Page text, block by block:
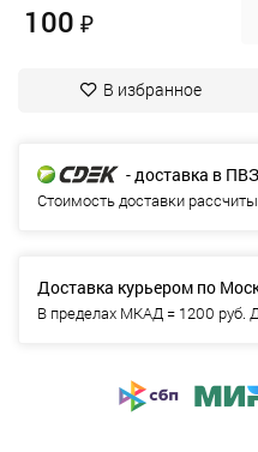
100 ₽
В избранное
- доставка в
Стоимость доставки
Доставка курьером по
В пределах МКАД = 1200 руб.